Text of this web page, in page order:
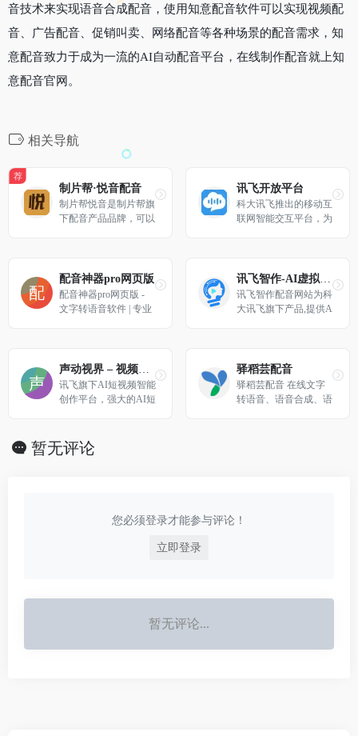
音技术来实现语音合成配音，使用知意配音软件可以实现视频配
音、广告配音、促销叫卖、网络配音等各种场景的配音需求，知
意配音致力于成为一流的AI自动配音平台，在线制作配音就上知
意配音官网。
相关导航
荐
制片帮·悦音配音
制片帮悦音是制片帮旗
下配音产品品牌，可以
普通话，方言，英文等
多语种的真人声音，在
您输入文字后直接生成
视频实现快速配音需
求。
讯飞开放平台
科大讯飞推出的移动互
联网智能交互平台，为
互解决方案，专业全面
的移动应用分析；
配音神器pro网页版
配音神器pro网页版 -
文字转语音软件 | 专业
讯飞智作配音网站为科
大讯飞旗下产品,提供A
服务。
讯飞旗下AI短视频智能
创作平台，强大的AI短
意跨越语言，触动全球
驿稻芸配音
驿稻芸配音 在线文字
转语音、语音合成、语
暂无评论
您必须登录才能参与评论！
立即登录
暂无评论...